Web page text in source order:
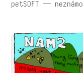
petSOFT — neznámo